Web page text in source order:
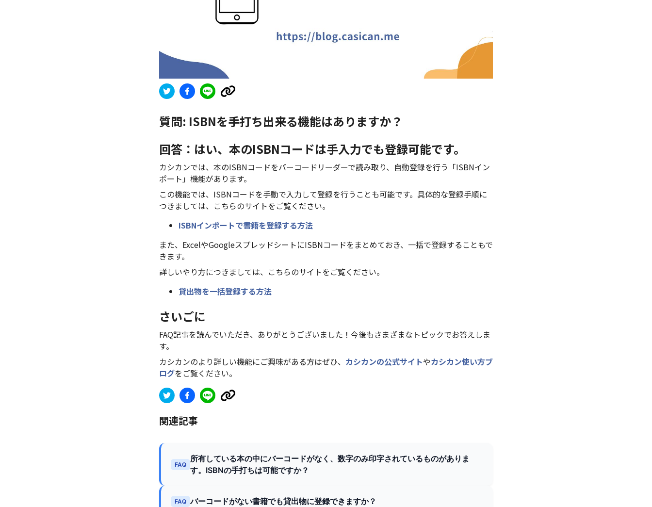
質問: ISBNを手打ち出来る機能はありますか？
回答：はい、本のISBNコードは手入力でも登録可能です。
カシカンでは、本のISBNコードをバーコードリーダーで読み取り、自動登録を行う「ISBNイン
ポート」機能があります。
この機能では、ISBNコードを手動で入力して登録を行うことも可能です。具体的な登録手順に
つきましては、こちらのサイトをご覧ください。
ISBNインポートで書籍を登録する方法
また、ExcelやGoogleスプレッドシートにISBNコードをまとめておき、一括で登録することもで
きます。
詳しいやり方につきましては、こちらのサイトをご覧ください。
貸出物を一括登録する方法
さいごに
FAQ記事を読んでいただき、ありがとうございました！今後もさまざまなトピックでお答えしま
す。
カシカンのより詳しい機能にご興味がある方はぜひ、 カシカンの公式サイトやカシカン使い方ブ
ログをご覧ください。
関連記事
FAQ
所有している本の中にバーコードがなく、数字のみ印字されているものがありま
す。ISBNの手打ちは可能ですか？
FAQ バーコードがない書籍でも貸出物に登録できますか？